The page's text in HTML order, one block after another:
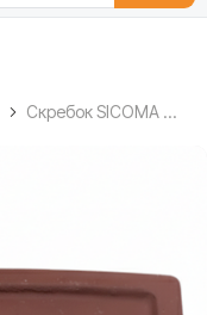
Скребок SICOMA MAO 3000/2000, GOPS3